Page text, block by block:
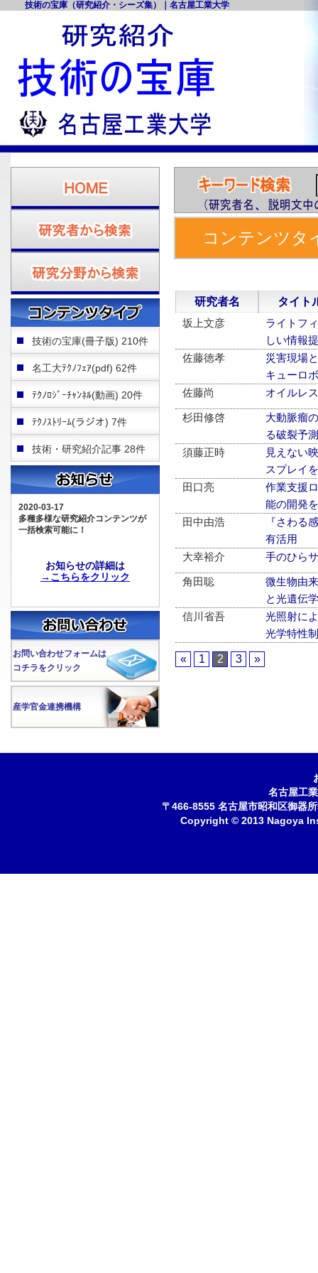
技術の宝庫（研究紹介・シーズ集）｜名古屋工業大学
コンテンツタ
研究者名
タイト
坂上文彦
ライトフ
しい情報
佐藤徳孝
災害現場
キューロ
佐藤尚
オイルレ
杉田修啓
大動脈瘤
る破裂予測
須藤正時
見えない
スプレイ
田口亮
作業支援
能の開発を
田中由浩
『さわる
有活用
大幸裕介
手のひら
角田聡
微生物由
と光遺伝
信川省吾
光照射に
光学特性
« 1 2 3 »
技術の宝庫(冊子版) 210件
名工大ﾃｸﾉﾌｪｱ(pdf) 62件
ﾃｸﾉﾛｼﾞｰﾁｬﾝﾈﾙ(動画) 20件
ﾃｸﾉｽﾄﾘｰﾑ(ラジオ) 7件
技術・研究紹介記事 28件
2020-03-17
多種多様な研究紹介コンテンツが
一括検索可能に！
お知らせの詳細は
→こちらをクリック
お問い合わせフォームは
コチラをクリック
産学官金連携機構
名古屋工
〒466-8555 名古屋市昭和区御
Copyright © 2013 Nagoya